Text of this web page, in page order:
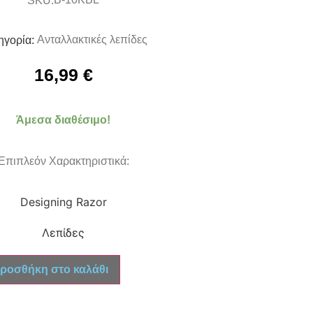
Ανταλλακτικές λεπίδες
16,99 €
Άμεσα διαθέσιμο!
Επιπλεόν Χαρακτηριστικά:
Designing Razor
Λεπίδες
στο καλάθι